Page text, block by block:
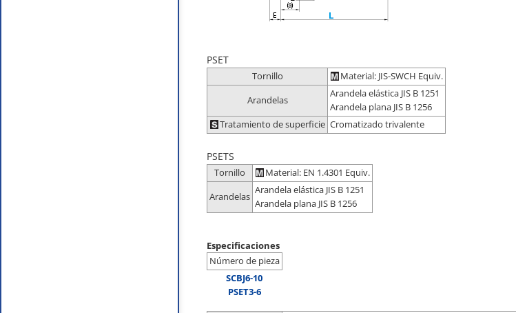
PSET
Tornillo Material: JIS-SWCH Equiv.
Arandelas
Arandela elástica JIS B 1251
Arandela plana JIS B 1256
Tratamiento de superficie Cromatizado trivalente
PSETS
Tornillo Material: EN 1.4301 Equiv.
Arandelas
Arandela elástica JIS B 1251
Arandela plana JIS B 1256
Especificaciones
Número de pieza
SCBJ6-10
PSET3-6